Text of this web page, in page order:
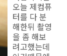
오늘 제컴퓨
터를 다 분
해한뒤 촬영
을 좀 해보
려고했는데